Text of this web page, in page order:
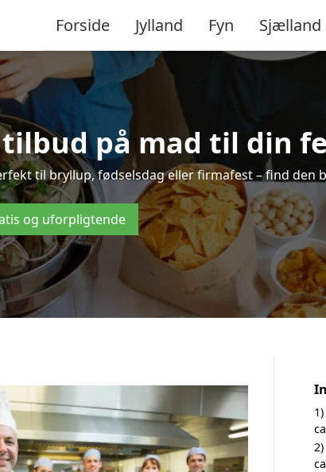
Forside Jylland Fyn Sjælland
på mad til din
til bryllup, fødselsdag eller firmafest – find den
og uforpligtende
1)
2)